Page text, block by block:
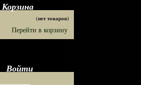
Корзина
(нет товаров)
Перейти в корзину
Войти